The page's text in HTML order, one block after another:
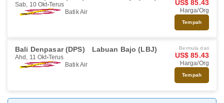
Sab, 10 Okt Terus
Batik Air
US$ 85.43
Harga/Org
Tempah
Bali Denpasar (DPS) Labuan Bajo (LBJ)
Ahd, 11 Okt Terus
Batik Air
Bermula dari
US$ 85.43
Harga/Org
Tempah